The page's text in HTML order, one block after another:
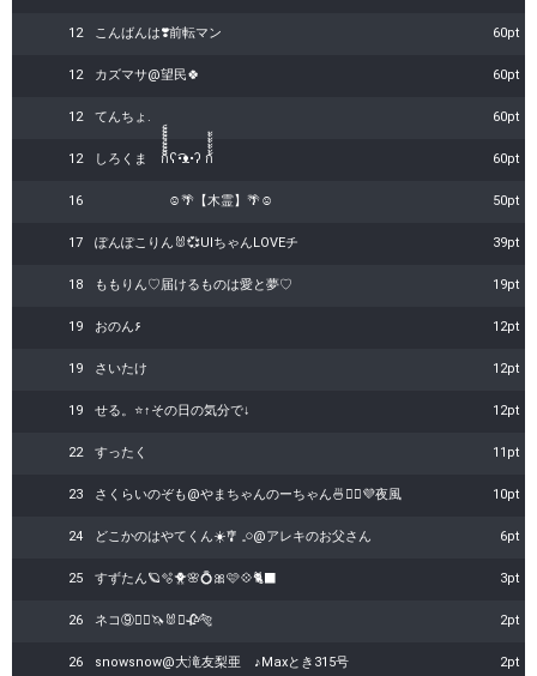
12 こんばんは❣️前転マン 60pt
12 カズマサ@望民🍀 60pt
12 てんちょ. 60pt
12 しろくま ก็็็็็็็็ʕ•͡ᴥ•ʔ ก้้้้้้้้ 60pt
16 ☺︎︎🌴【木霊】🌴☺︎︎ 50pt
17 ぽんぽこりん🐰💞UIちゃんLOVEチ 39pt
18 ももりん♡届けるものは愛と夢♡ 19pt
19 おのん۶ 12pt
19 さいたけ 12pt
19 せる。⭐↑その日の気分で↓ 12pt
22 すったく 11pt
23 さくらいのぞも@やまちゃんのーちゃん🍜💁‍♀️💜夜風‪ 10pt
24 どこかのはやてくん☀️🎐 𓈒𓏸@アレキのお父さん 6pt
25 すずたん🪐🫧🐥🌸💍🎀🩷💠🐈‍⬛ 3pt
26 ネコ⑨🧜‍♀🦄🐰⏰🥀🐅 2pt
26 snowsnow@大滝友梨亜 ♪Maxとき315号 2pt